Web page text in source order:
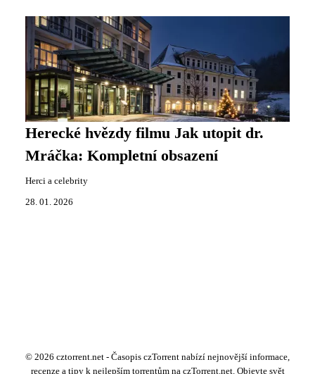
Herecké hvězdy filmu Jak utopit dr.
Mráčka: Kompletní obsazení
Herci a celebrity
28. 01. 2026
© 2026 cztorrent.net - Časopis czTorrent nabízí nejnovější informace,
recenze a tipy k nejlepším torrentům na czTorrent.net. Objevte svět